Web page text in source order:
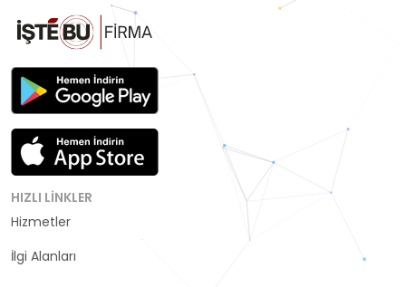
HIZLI LINKLER
Hizmetler
İlgi Alanları